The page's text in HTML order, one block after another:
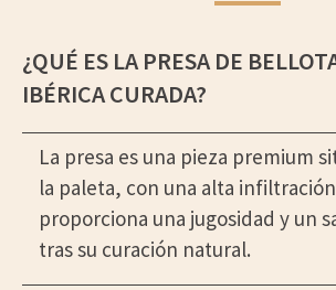
¿QUÉ ES LA PRESA DE
IBÉRICA CURADA?
La presa es una pieza premium
la paleta, con una alta
proporciona una jugosidad y un
tras su curación natural.